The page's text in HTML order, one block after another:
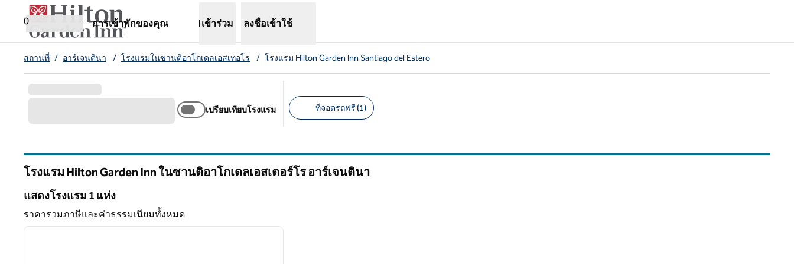
ข้ามไปที่เนื้อหา
0
การเข้าพักของคุณ
เปิดแท็บใหม่
เข้าร่วม ลงชื่อเข้าใช้
สถานที่ / อาร์เจนตินา / โรงแรมในซานติอาโกเดลเอสเทอโร / โรงแรม Hilton Garden Inn Santiago del Estero
เปรียบเทียบโรงแรม ที่จอดรถฟรี (1)
โรงแรม Hilton Garden Inn ในซานติอาโกเดลเอสเตอร์โร อาร์เจนตินา
แสดงโรงแรม 1 แห่ง
แสดงโรงแรม 1 แห่ง
ราคารวมภาษีและค่าธรรมเนียมทั้งหมด
1 จาก 12
ภาพถัดไป